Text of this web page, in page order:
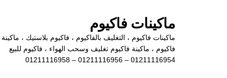
ماكينات فاكيوم
ماكينات فاكيوم ، التغليف بالفاكيوم ، فاكيوم بلاستيك ، ماكينة
فاكيوم ، ماكينة فاكيوم تغليف وسحب الهواء ، فاكيوم للبيع
01211116954 – 01211116956 – 01211116958